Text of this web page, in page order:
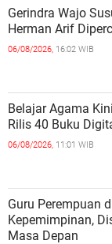
Gerindra Wajo
Herman Arif
06/08/2026, 16:02 WIB
Belajar Agama
Rilis 40 Buku
06/08/2026, 11:01 WIB
Guru Perempuan
Kepemimpinan,
Masa Depan